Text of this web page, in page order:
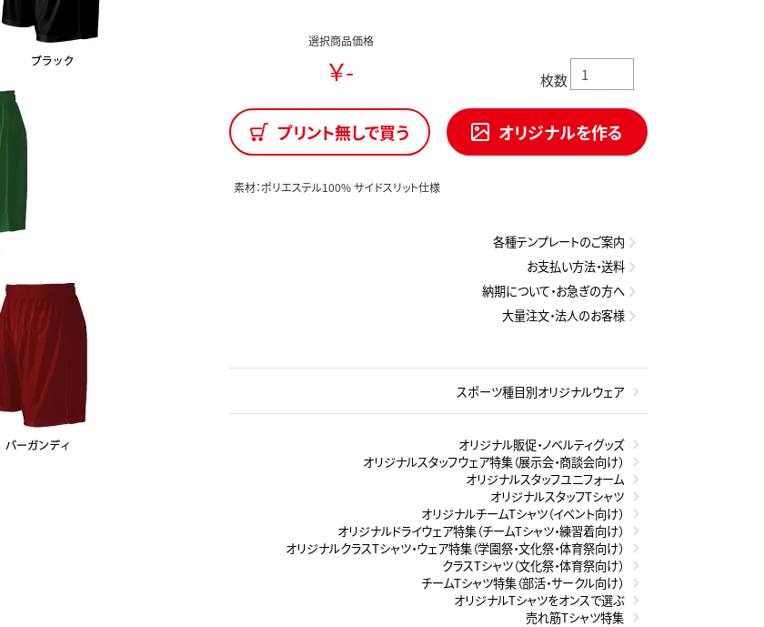
選択商品価格
￥- 枚数
プリント無しで買う オリジナルを作る
素材：ポリエステル100% サイドスリット仕様
各種テンプレートのご案内
お支払い方法・送料
納期について・お急ぎの方へ
大量注文・法人のお客様
スポーツ種目別オリジナルウェア
オリジナル販促・ノベルティグッズ
オリジナルスタッフウェア特集（展示会・商談会向け）
オリジナルスタッフユニフォーム
オリジナルスタッフTシャツ
オリジナルチームTシャツ（イベント向け）
オリジナルドライウェア特集（チームTシャツ・練習着向け）
オリジナルクラスTシャツ・ウェア特集（学園祭・文化祭・体育祭向け）
クラスTシャツ（文化祭・体育祭向け）
チームTシャツ特集（部活・サークル向け）
オリジナルTシャツをオンスで選ぶ
売れ筋Tシャツ特集